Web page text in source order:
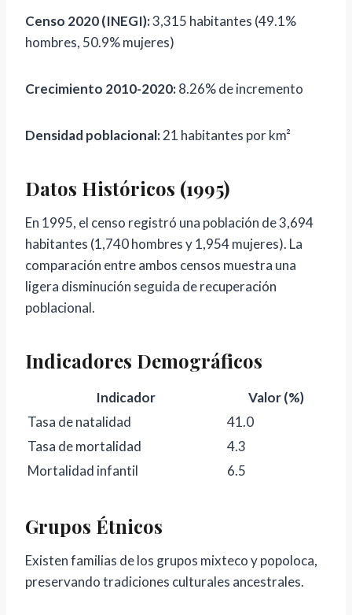
Censo 2020 (INEGI):3,315 habitantes (49.1%
hombres, 50.9% mujeres)
Crecimiento 2010-2020:8.26% de incremento
Densidad poblacional:21 habitantes por km²
Datos Históricos (1995)
En 1995, el censo registró una población de 3,694
habitantes (1,740 hombres y 1,954 mujeres). La
comparación entre ambos censos muestra una
ligera disminución seguida de recuperación
poblacional.
Indicadores Demográficos
Indicador
Valor (%)
Tasa de natalidad
41.0
Tasa de mortalidad
4.3
Mortalidad infantil
6.5
Grupos Étnicos
Existen familias de los grupos mixteco y popoloca,
preservando tradiciones culturales ancestrales.